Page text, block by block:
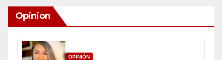
Opinion
OPINIÓN